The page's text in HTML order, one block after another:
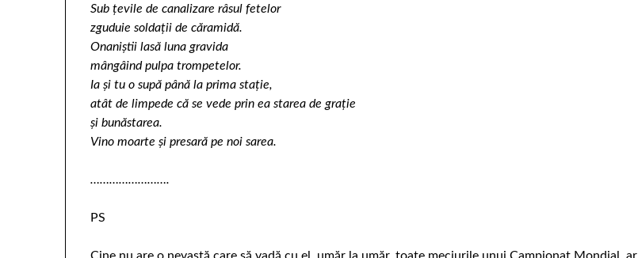
Sub ţevile de canalizare râsul fetelor
zguduie soldaţii de căramidă.
Onaniştii lasă luna gravida
mângâind pulpa trompetelor.
Ia şi tu o supă până la prima staţie,
atât de limpede că se vede prin ea starea de graţie
şi bunăstarea.
Vino moarte şi presară pe noi sarea.
…………………….
PS